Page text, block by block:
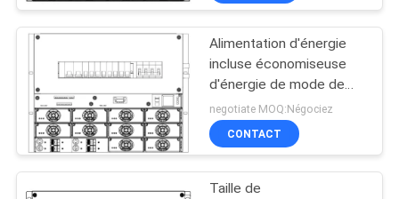
CONTRÔLE
QUALITÉ
CONTACTEZ-
NOUS
Solutions d'énergie
solaire
Alimentation d'énergie
incluse économiseuse
d'énergie de mode de
commutateur Smps 40kg
35A 60Hz
negotiate MOQ:Négociez
CONTACT
Taille de